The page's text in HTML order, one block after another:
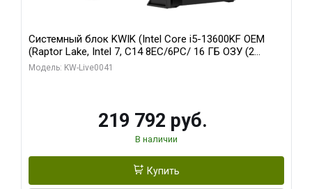
Системный блок KWIK (Intel Core i5-13600KF OEM
(Raptor Lake, Intel 7, C14 8EC/6PC/ 16 ГБ ОЗУ (2
модуля)/ Palit RTX5080 GAMINGPRO OC 16GB GDDR7
Модель: KW-Live0041
219 792 руб.
В наличии
Купить